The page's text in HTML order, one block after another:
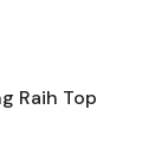
Raih Top